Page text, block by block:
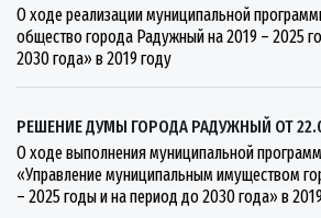
О ходе реализации муниципальной
общество города Радужный на 2019 – 2025
2030 года» в 2019 году
РЕШЕНИЕ ДУМЫ ГОРОДА РАДУЖНЫЙ ОТ
О ходе выполнения муниципальной
«Управление муниципальным имуществом
– 2025 годы и на период до 2030 года» в